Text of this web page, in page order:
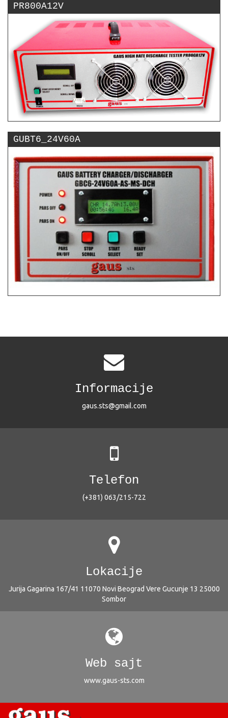
PR800A12V
GUBT6_24V60A
Informacije
gaus.sts@gmail.com
Telefon
(+381) 063/215-722
Lokacije
Jurija Gagarina 167/41 11070 Novi Beograd Vere Gucunje 13 25000
Sombor
Web sajt
www.gaus-sts.com